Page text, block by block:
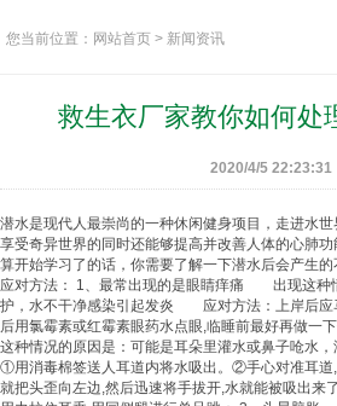
您当前位置：网站首页 > 新闻资讯
救生衣厂家教你如何处
2020/4/5 22:23:31
潜水是现代人最崇尚的一种休闲健身项目，走进水世
享受奇异世界的同时还能够提高并改善人体的心肺
算开始学习了的话，你需要了解一下潜水后会产生
应对方法： 1、最常出现的是眼睛痒痛 出现这种
护，水不干净感染引起发炎 应对方法：上岸后应
后用氯霉素或红霉素眼药水点眼,临睡前最好再做
这种情况的原因是：可能是耳朵里灌水或鼻子呛
①用消毒棉签送人耳道内将水吸出。②手心对准耳道
就把头歪向左边,然后迅速将手拔开,水就能被吸出